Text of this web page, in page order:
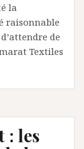
la
raisonnable
de
Textiles
: les